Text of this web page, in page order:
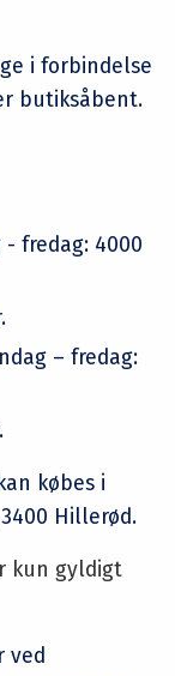
i forbindelse
butiksåbent.
fredag: 4000
– fredag:
købes i
Hillerød.
kun gyldigt
ved